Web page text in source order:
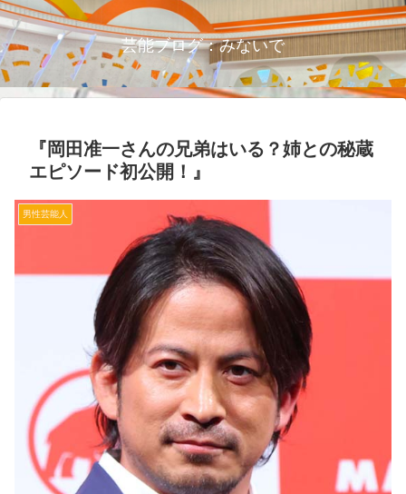
芸能ブログ：みないで
『岡田准一さんの兄弟はいる？姉との秘蔵
エピソード初公開！』
男性芸能人